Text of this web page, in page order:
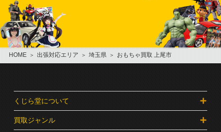
HOME 出張対応エリア 埼玉県 おもちゃ買取 上尾市
くじら堂について
買取ジャンル